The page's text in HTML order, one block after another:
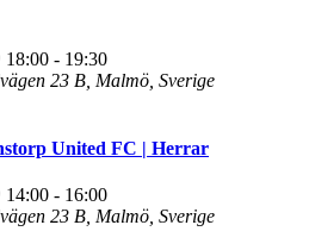
18:00 - 19:30
23 B, Malmö, Sverige
United FC | Herrar
14:00 - 16:00
23 B, Malmö, Sverige